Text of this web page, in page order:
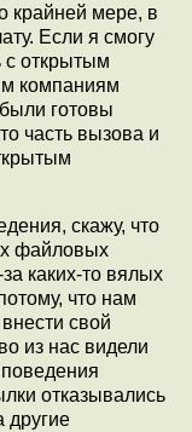
крайней мере, в
Если я смогу
с открытым
компаниям
готовы
часть вызова и
скажу, что
файловых
каких-то вялых
что нам
свой
из нас видели
отказывались
другие